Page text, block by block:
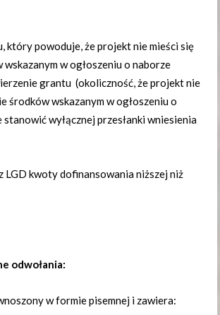
który powoduje, że projekt nie mieści się
w ogłoszeniu o naborze
grantu (okoliczność, że projekt nie
środków wskazanym w ogłoszeniu o
stanowić wyłącznej przesłanki wniesienia
LGD kwoty dofinansowania niższej niż
odwołania:
w formie pisemnej i zawiera: